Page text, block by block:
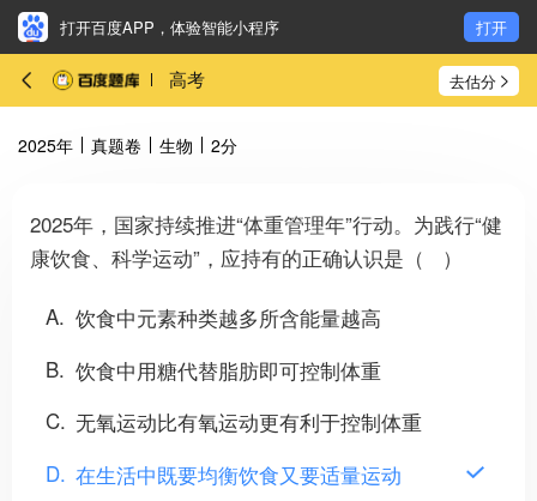
打开百度APP，体验智能小程序 打开
高考 去估分
2025年 真题卷 生物 2分
2025年，国家持续推进“体重管理年”行动。为践行“健
康饮食、科学运动”，应持有的正确认识是（ ）
A 饮食中元素种类越多所含能量越高
B 饮食中用糖代替脂肪即可控制体重
C 无氧运动比有氧运动更有利于控制体重
D 在生活中既要均衡饮食又要适量运动